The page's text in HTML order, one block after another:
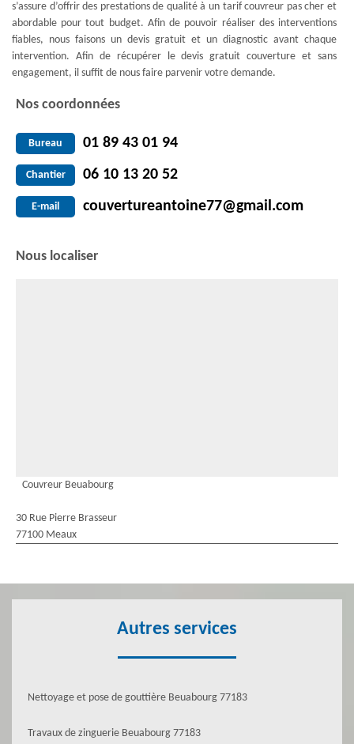
s’assure d’offrir des prestations de qualité à un tarif couvreur pas cher et
abordable pour tout budget. Afin de pouvoir réaliser des interventions
fiables, nous faisons un devis gratuit et un diagnostic avant chaque
intervention. Afin de récupérer le devis gratuit couverture et sans
engagement, il suffit de nous faire parvenir votre demande.
Nos coordonnées
Bureau 01 89 43 01 94
Chantier 06 10 13 20 52
E-mail couvertureantoine77@gmail.com
Nous localiser
Couvreur Beuabourg
30 Rue Pierre Brasseur
77100 Meaux
Autres services
Nettoyage et pose de gouttière Beuabourg 77183
Travaux de zinguerie Beuabourg 77183